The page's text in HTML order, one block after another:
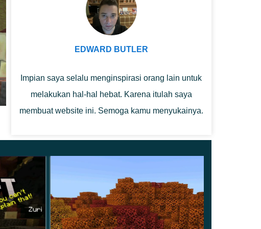
EDWARD BUTLER
Impian saya selalu menginspirasi orang lain untuk
melakukan hal-hal hebat. Karena itulah saya
membuat website ini. Semoga kamu menyukainya.